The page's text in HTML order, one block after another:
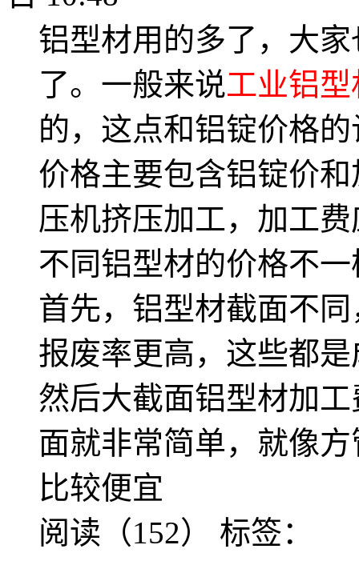
铝型材用的多了，大
了。一般来说工业铝型
的，这点和铝锭价格
价格主要包含铝锭价
压机挤压加工，加工
不同铝型材的价格不
首先，铝型材截面不
报废率更高，这些都
然后大截面铝型材加
面就非常简单，就像
比较便宜
阅读（152） 标签：